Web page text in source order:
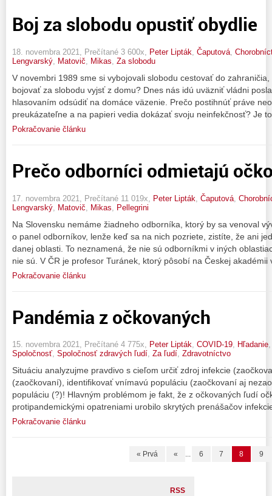
Boj za slobodu opustiť obydlie
18. novembra 2021, Prečítané 3 600x, Peter Lipták Čaputová
Lengvarský
Matovič Mikas Za slobodu
V novembri 1989 sme si vybojovali slobodu cestovať do
bojovať za slobodu vyjsť z domu? Dnes nás idú uväzniť vládni
hlasovaním odsúdiť na domáce väzenie. Prečo postihnúť práve
preukázateľne a na papieri vedia dokázať svoju neinfekčnosť? Je
Pokračovanie článku
Prečo odborníci odmietajú
17. novembra 2021, Prečítané 11 019x, Peter Lipták Čaputová
Lengvarský Matovič Mikas Pellegrini
Na Slovensku nemáme žiadneho odborníka, ktorý by sa venoval
o panel odborníkov, lenže keď sa na nich pozriete, zistíte, že ani
danej oblasti. To neznamená, že nie sú odborníkmi v iných
nie sú. V ČR je profesor Turánek, ktorý pôsobí na Českej
Pokračovanie článku
Pandémia z očkovaných
15. novembra 2021, Prečítané 4 775x, Peter Lipták, COVID-19, Hľadanie
Spoločnosť, Spoločnosť zdravých ľudí, Za ľudí, Zdravotníctvo
Situáciu analyzujme pravdivo s cieľom určiť zdroj infekcie
(zaočkovaní), identifikovať vnímavú populáciu (zaočkovaní aj
populáciu (?)! Hlavným problémom je fakt, že z očkovaných ľudí
protipandemickými opatreniami urobilo skrytých prenášačov
Pokračovanie článku
« Prvá « ... 6 7 8 9
RSS